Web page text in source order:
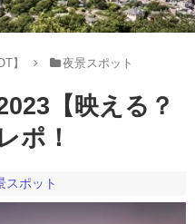
】 夜景スポット
【映える？
ポ！
スポット